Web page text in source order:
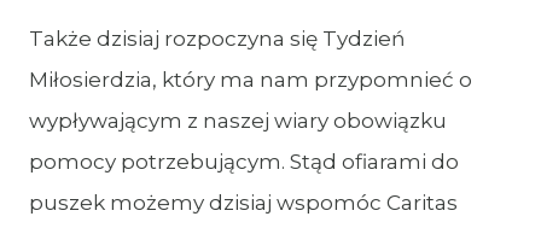
Także dzisiaj rozpoczyna się Tydzień
Miłosierdzia, który ma nam przypomnieć o
wypływającym z naszej wiary obowiązku
pomocy potrzebującym. Stąd ofiarami do
puszek możemy dzisiaj wspomóc Caritas